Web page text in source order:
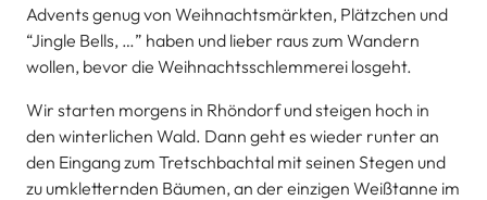
Advents genug von Weihnachtsmärkten, Plätzchen und
“Jingle Bells, …” haben und lieber raus zum Wandern
wollen, bevor die Weihnachtsschlemmerei losgeht.
Wir starten morgens in Rhöndorf und steigen hoch in
den winterlichen Wald. Dann geht es wieder runter an
den Eingang zum Tretschbachtal mit seinen Stegen und
zu umkletternden Bäumen, an der einzigen Weißtanne im